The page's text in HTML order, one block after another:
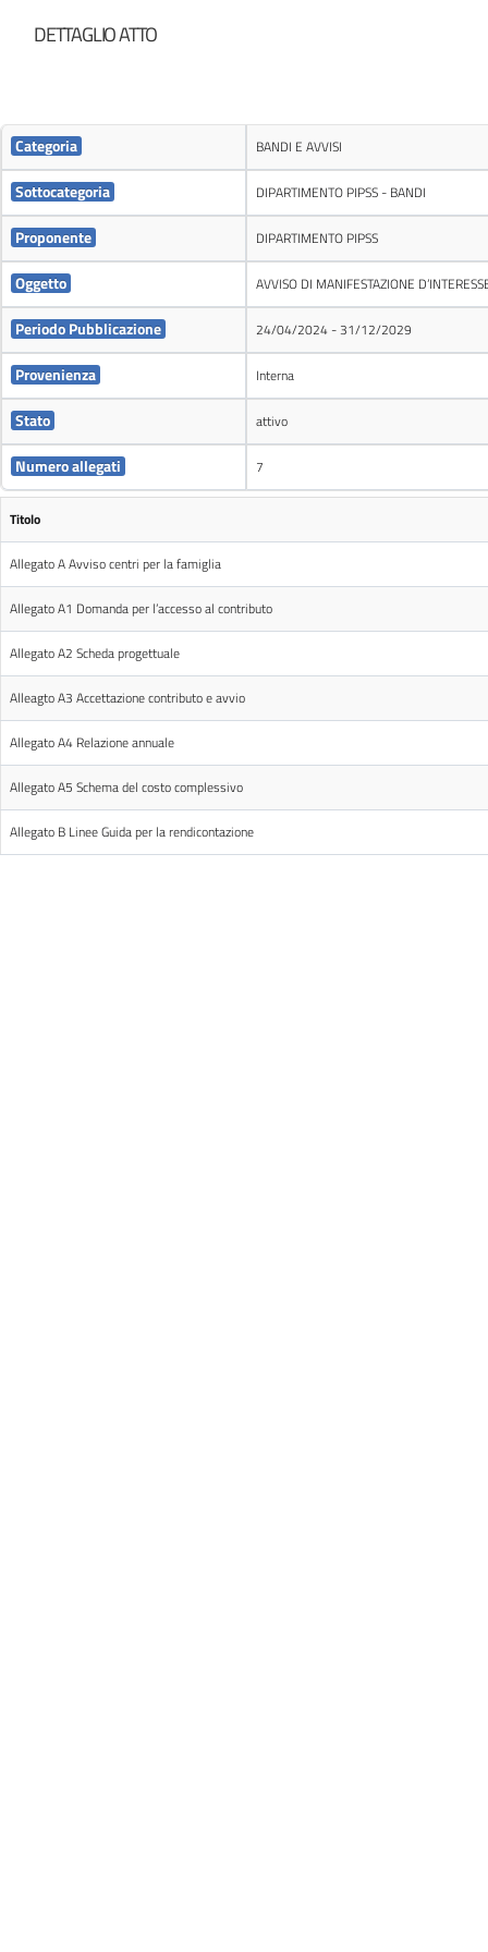
DETTAGLIO ATTO
Categoria BANDI E AVVISI
Sottocategoria DIPARTIMENTO PIPSS - BANDI
Proponente DIPARTIMENTO PIPSS
Oggetto AVVISO DI MANIFESTAZIONE
Periodo Pubblicazione 24/04/2024 - 31/12/2029
Provenienza Interna
Stato attivo
Numero allegati 7
Titolo
Allegato A Avviso centri per la famiglia
Allegato A1 Domanda per l’accesso al contributo
Allegato A2 Scheda progettuale
Alleagto A3 Accettazione contributo e avvio
Allegato A4 Relazione annuale
Allegato A5 Schema del costo complessivo
Allegato B Linee Guida per la rendicontazione